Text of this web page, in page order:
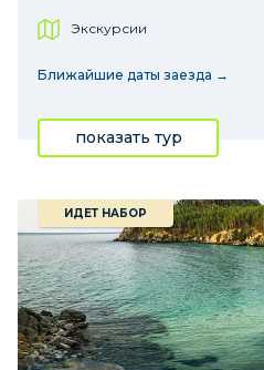
Экскурсии
Ближайшие даты заезда →
показать тур
ИДЕТ НАБОР